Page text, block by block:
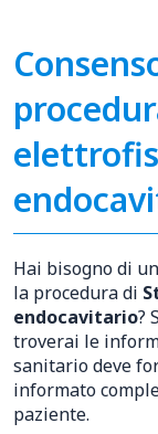
Hai bisogno di un
la procedura di
endocavitario?
troverai le
sanitario deve
informato
paziente.